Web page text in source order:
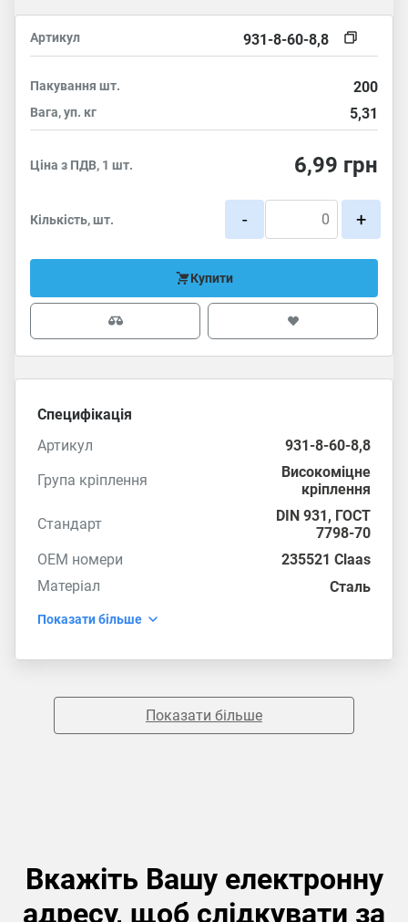
Артикул 931-8-60-8,8
Пакування шт. 200
Вага, уп. кг 5,31
Ціна з ПДВ, 1 шт. 6,99 грн
Кількість, шт. - +
Купити
Специфікація
Артикул
931-8-60-8,8
Група кріплення
Високоміцне
кріплення
Стандарт
DIN 931, ГОСТ
7798-70
OEM номери
235521 Claas
Матеріал
Сталь
Показати більше
Показати більше
Вкажіть Вашу електронну
адресу, щоб слідкувати за